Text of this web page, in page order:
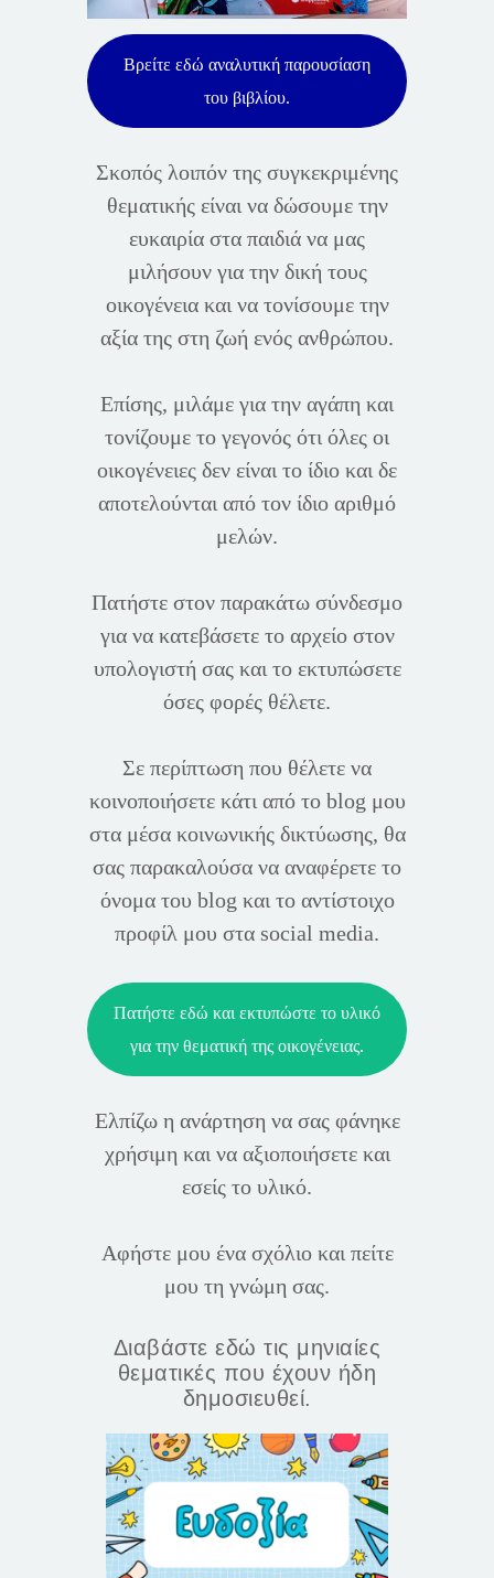
Βρείτε εδώ αναλυτική παρουσίαση
του βιβλίου.
Σκοπός λοιπόν της συγκεκριμένης
θεματικής είναι να δώσουμε την
ευκαιρία στα παιδιά να μας
μιλήσουν για την δική τους
οικογένεια και να τονίσουμε την
αξία της στη ζωή ενός ανθρώπου.
Επίσης, μιλάμε για την αγάπη και
τονίζουμε το γεγονός ότι όλες οι
οικογένειες δεν είναι το ίδιο και δε
αποτελούνται από τον ίδιο αριθμό
μελών.
Πατήστε στον παρακάτω σύνδεσμο
για να κατεβάσετε το αρχείο στον
υπολογιστή σας και το εκτυπώσετε
όσες φορές θέλετε.
Σε περίπτωση που θέλετε να
κοινοποιήσετε κάτι από το blog μου
στα μέσα κοινωνικής δικτύωσης, θα
σας παρακαλούσα να αναφέρετε το
όνομα του blog και το αντίστοιχο
προφίλ μου στα social media.
Πατήστε εδώ και εκτυπώστε το υλικό
για την θεματική της οικογένειας.
Ελπίζω η ανάρτηση να σας φάνηκε
χρήσιμη και να αξιοποιήσετε και
εσείς το υλικό.
Αφήστε μου ένα σχόλιο και πείτε
μου τη γνώμη σας.
Διαβάστε εδώ τις μηνιαίες
θεματικές που έχουν ήδη
δημοσιευθεί.